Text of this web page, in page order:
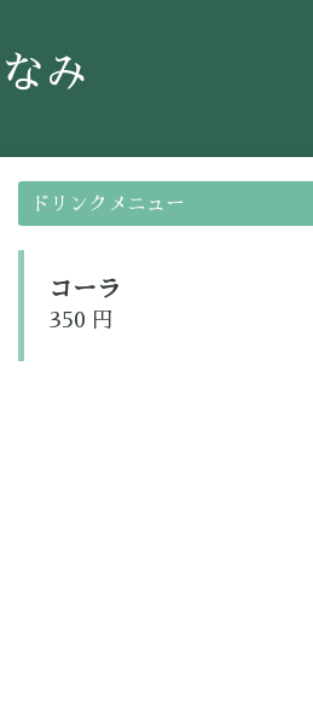
み
ドリンクメニュー
コーラ
350 円